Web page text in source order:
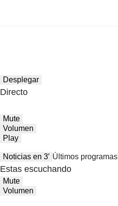
Desplegar
Directo
Mute
Volumen
Play
Noticias en 3′ Últimos programas
Estas escuchando
Mute
Volumen